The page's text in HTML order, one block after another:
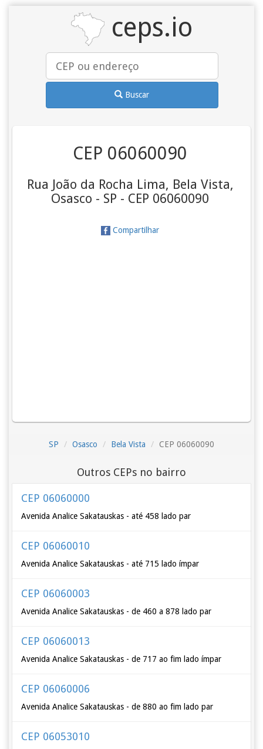
ceps.io
Buscar
CEP 06060090
Rua João da Rocha Lima, Bela Vista,
Osasco - SP - CEP 06060090
Compartilhar
SP Osasco Bela Vista CEP 06060090
Outros CEPs no bairro
CEP 06060000
Avenida Analice Sakatauskas - até 458 lado par
CEP 06060010
Avenida Analice Sakatauskas - até 715 lado ímpar
CEP 06060003
Avenida Analice Sakatauskas - de 460 a 878 lado par
CEP 06060013
Avenida Analice Sakatauskas - de 717 ao fim lado ímpar
CEP 06060006
Avenida Analice Sakatauskas - de 880 ao fim lado par
CEP 06053010